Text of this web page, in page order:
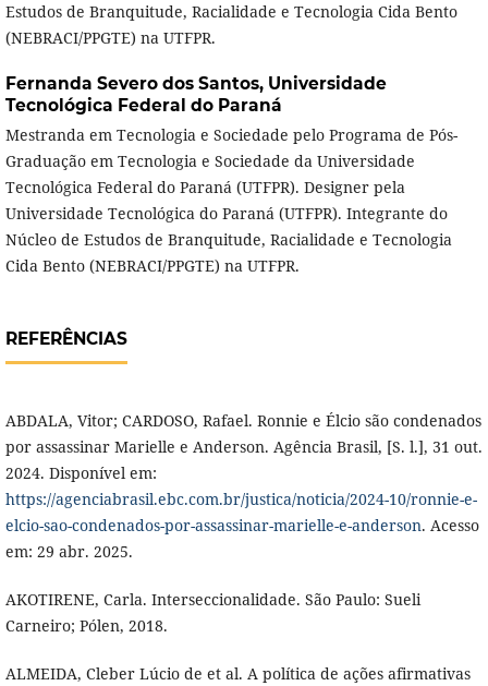
Estudos de Branquitude, Racialidade e Tecnologia Cida Bento
(NEBRACI/PPGTE) na UTFPR.
Fernanda Severo dos Santos, Universidade
Tecnológica Federal do Paraná
Mestranda em Tecnologia e Sociedade pelo Programa de Pós-
Graduação em Tecnologia e Sociedade da Universidade
Tecnológica Federal do Paraná (UTFPR). Designer pela
Universidade Tecnológica do Paraná (UTFPR). Integrante do
Núcleo de Estudos de Branquitude, Racialidade e Tecnologia
Cida Bento (NEBRACI/PPGTE) na UTFPR.
REFERÊNCIAS
ABDALA, Vitor; CARDOSO, Rafael. Ronnie e Élcio são condenados
por assassinar Marielle e Anderson. Agência Brasil, [S. l.], 31 out.
2024. Disponível em:
https://agenciabrasil.ebc.com.br/justica/noticia/2024-10/ronnie-e-
elcio-sao-condenados-por-assassinar-marielle-e-anderson. Acesso
em: 29 abr. 2025.
AKOTIRENE, Carla. Interseccionalidade. São Paulo: Sueli
Carneiro; Pólen, 2018.
ALMEIDA, Cleber Lúcio de et al. A política de ações afirmativas